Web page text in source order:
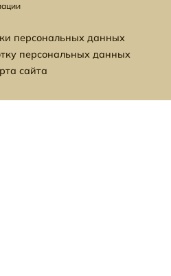
персональных данных
персональных данных
сайта